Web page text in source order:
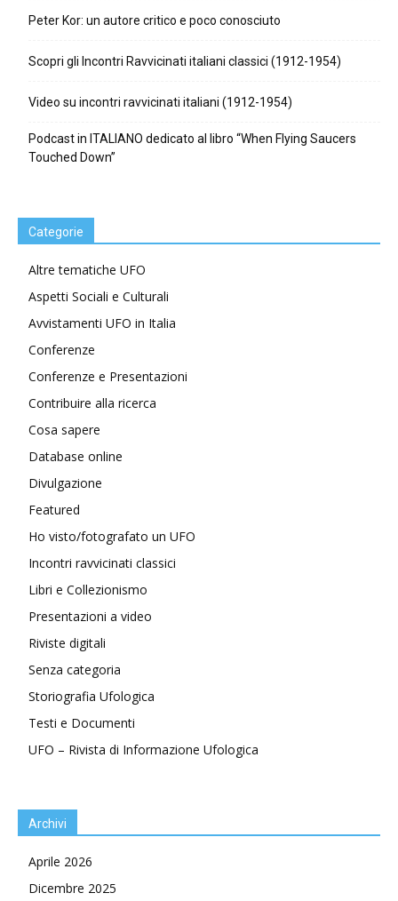
Peter Kor: un autore critico e poco conosciuto
Scopri gli Incontri Ravvicinati italiani classici (1912-1954)
Video su incontri ravvicinati italiani (1912-1954)
Podcast in ITALIANO dedicato al libro “When Flying Saucers
Touched Down”
Categorie
Altre tematiche UFO
Aspetti Sociali e Culturali
Avvistamenti UFO in Italia
Conferenze
Conferenze e Presentazioni
Contribuire alla ricerca
Cosa sapere
Database online
Divulgazione
Featured
Ho visto/fotografato un UFO
Incontri ravvicinati classici
Libri e Collezionismo
Presentazioni a video
Riviste digitali
Senza categoria
Storiografia Ufologica
Testi e Documenti
UFO – Rivista di Informazione Ufologica
Archivi
Aprile 2026
Dicembre 2025